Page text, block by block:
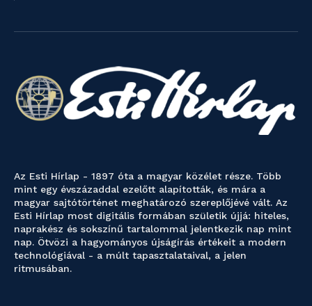
Az Esti Hírlap - 1897 óta a magyar közélet része. Több
mint egy évszázaddal ezelőtt alapították, és mára a
magyar sajtótörténet meghatározó szereplőjévé vált. Az
Esti Hírlap most digitális formában születik újjá: hiteles,
naprakész és sokszínű tartalommal jelentkezik nap mint
nap. Ötvözi a hagyományos újságírás értékeit a modern
technológiával - a múlt tapasztalataival, a jelen
ritmusában.